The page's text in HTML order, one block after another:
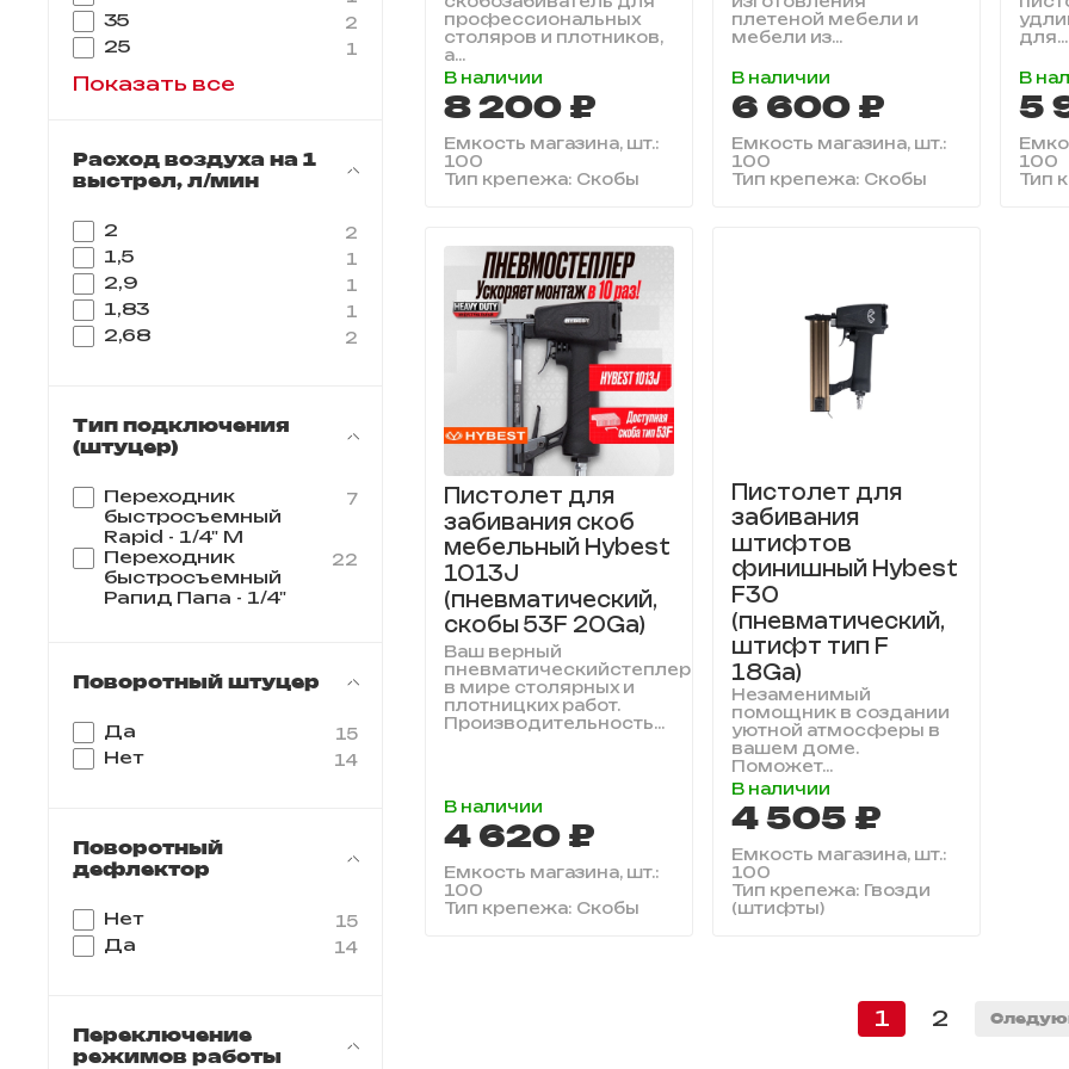
профессиональных
столяров и плотников,
а...
В наличии
8 200 ₽
Емкость магазина, шт.:
100
Тип крепежа: Скобы
плетеной мебели и
мебели из...
В наличии
6 600 ₽
Емкость магазина, шт.:
100
Тип крепежа: Скобы
для...
В
5
100
Тип
Пистолет для
забивания скоб
мебельный Hybest
1013J
(пневматический,
скобы 53F 20Ga)
Ваш верный
пневматическийстеплер
в мире столярных и
плотницких работ.
Производительность...
В наличии
4 620 ₽
Емкость магазина, шт.:
100
Тип крепежа: Скобы
Пистолет для
забивания
штифтов
финишный Hybest
F30
(пневматический,
штифт тип F
18Ga)
Незаменимый
помощник в создании
уютной атмосферы в
вашем доме.
Поможет...
В наличии
4 505 ₽
Емкость магазина, шт.:
100
Тип крепежа: Гвозди
(штифты)
1 2
35 2
25 1
Показать все
Расход воздуха на 1
выстрел, л/мин
2 2
1,5 1
2,9 1
1,83 1
2,68 2
Тип подключения
(штуцер)
Переходник
быстросъемный
Rapid - 1/4" M
7
Переходник
быстросъемный
Рапид Папа - 1/4"
22
Поворотный штуцер
Да 15
Нет 14
Поворотный
дефлектор
Нет 15
Да 14
Переключение
режимов работы